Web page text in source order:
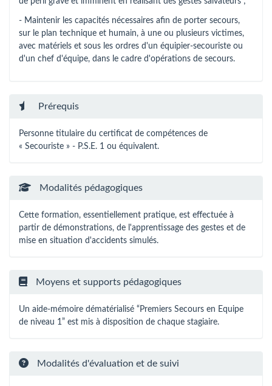
- Maintenir les capacités nécessaires afin de porter secours,
sur le plan technique et humain, à une ou plusieurs victimes,
avec matériels et sous les ordres d'un équipier-secouriste ou
d'un chef d'équipe, dans le cadre d'opérations de secours.
Prérequis
Personne titulaire du certificat de compétences de
« Secouriste » - P.S.E. 1 ou équivalent.
Modalités pédagogiques
Cette formation, essentiellement pratique, est effectuée à
partir de démonstrations, de l'apprentissage des gestes et de
mise en situation d'accidents simulés.
Moyens et supports pédagogiques
Un aide-mémoire dématérialisé “Premiers Secours en Equipe
de niveau 1” est mis à disposition de chaque stagiaire.
Modalités d'évaluation et de suivi